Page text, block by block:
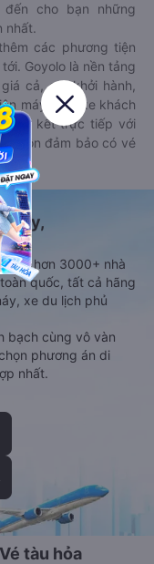
cho bạn những
nhất.
các phương tiện
Goyolo là nền tảng
cả, giờ khởi hành,
máy bay, xe khách
liên kết trực tiếp với
luôn đảm bảo có vé
bay,
với hơn 3000+ nhà
quốc, tất cả hãng
xe du lịch phủ
bạch cùng vô vàn
phương án di
nhất.
Vé tàu hỏa